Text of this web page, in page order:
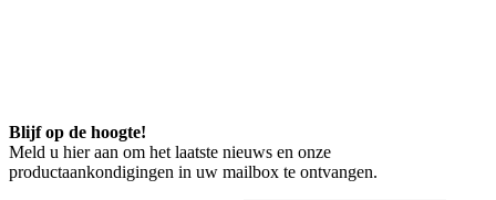
Blijf op de hoogte!
Meld u hier aan om het laatste nieuws en onze
productaankondigingen in uw mailbox te ontvangen.